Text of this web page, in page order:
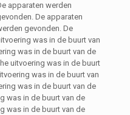
apparaten werden
De apparaten
gevonden. De
was in de buurt van
was in de buurt van de
uitvoering was in de buurt
was in de buurt van
was in de buurt van de
was in de buurt van de
was in de buurt van de